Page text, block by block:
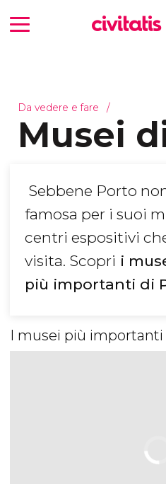
Da vedere e fare
Musei
Sebbene Porto
famosa per i suoi
centri espositivi
visita. Scopri i
più importanti di
I musei più